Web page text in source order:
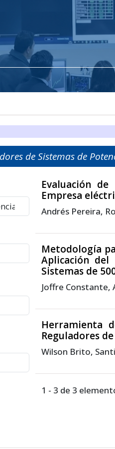
de Sistemas de
Evaluación
Empresa
Andrés Pereira,
Metodología
Aplicación del
Sistemas de
Joffre Constante,
Herramienta
Reguladores
Wilson Brito,
1 - 3 de 3